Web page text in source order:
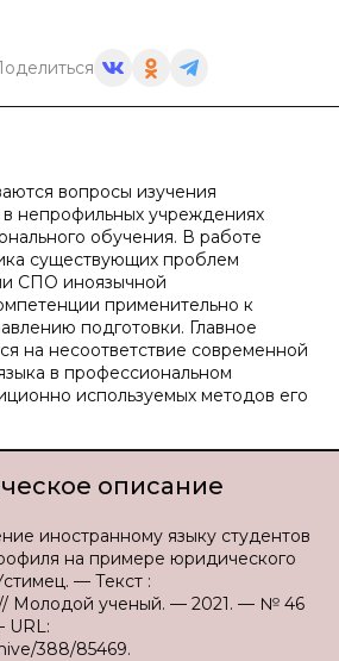
вопросы изучения
в непрофильных учреждениях
обучения. В работе
существующих проблем
СПО иноязычной
применительно к
подготовки. Главное
на несоответствие современной
в профессиональном
используемых методов его
описание
иностранному языку студентов
на примере юридического
— Текст :
Молодой ученый. — 2021. — № 46
URL:
388/85469.